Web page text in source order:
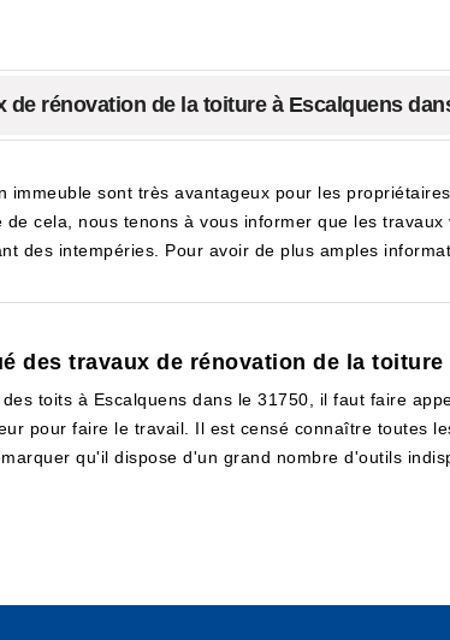
rénovation de la toiture à Escalquens
immeuble sont très avantageux pour les
cela, nous tenons à vous informer que les
des intempéries. Pour avoir de plus amples
des travaux de rénovation de la toiture
toits à Escalquens dans le 31750, il faut faire
pour faire le travail. Il est censé connaître toutes
qu'il dispose d'un grand nombre d'outils